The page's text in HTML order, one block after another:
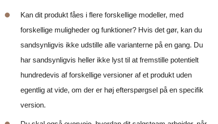
Kan dit produkt fåes i flere forskellige modeller, med
forskellige muligheder og funktioner? Hvis det gør, kan du
sandsynligvis ikke udstille alle varianterne på en gang. Du
har sandsynligvis heller ikke lyst til at fremstille potentielt
hundredevis af forskellige versioner af et produkt uden
egentlig at vide, om der er høj efterspørgsel på en specifik
version.